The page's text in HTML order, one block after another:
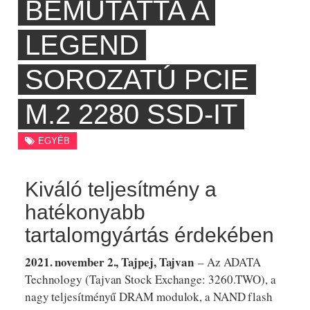
BEMUTATTA A
LEGEND
SOROZATÚ PCIE
M.2 2280 SSD-IT
EGYÉB
Kiváló teljesítmény a
hatékonyabb
tartalomgyártás érdekében
2021. november 2., Tajpej, Tajvan – Az ADATA
Technology (Tajvan Stock Exchange: 3260.TWO), a
nagy teljesítményű DRAM modulok, a NAND flash